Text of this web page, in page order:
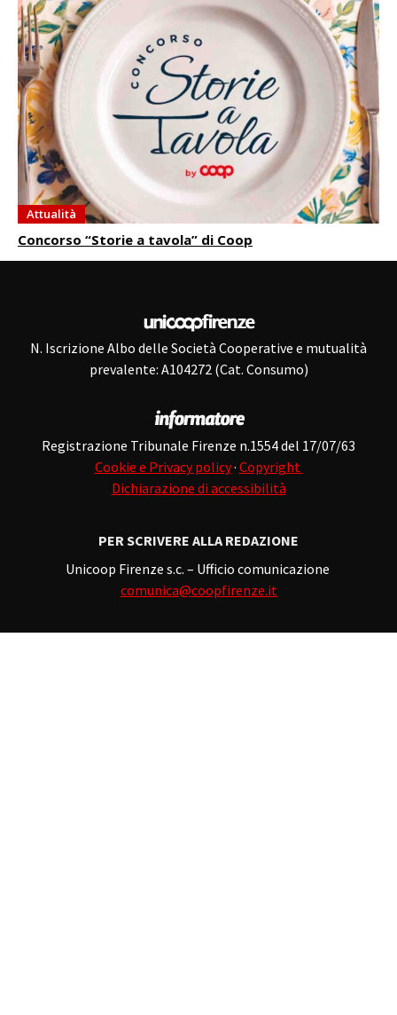
Attualità
Concorso “Storie a tavola” di Coop
N. Iscrizione Albo delle Società Cooperative e mutualità
prevalente: A104272 (Cat. Consumo)
Registrazione Tribunale Firenze n.1554 del 17/07/63
Cookie e Privacy policy· Copyright
Dichiarazione di accessibilità
PER SCRIVERE ALLA REDAZIONE
Unicoop Firenze s.c. – Ufficio comunicazione
comunica@coopfirenze.it